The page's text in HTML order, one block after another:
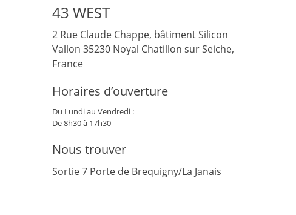
43 WEST
2 Rue Claude Chappe, bâtiment Silicon
Vallon 35230 Noyal Chatillon sur Seiche,
France
Horaires d’ouverture
Du Lundi au Vendredi :
De 8h30 à 17h30
Nous trouver
Sortie 7 Porte de Brequigny/La Janais